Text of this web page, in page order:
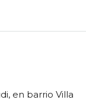
en barrio Villa